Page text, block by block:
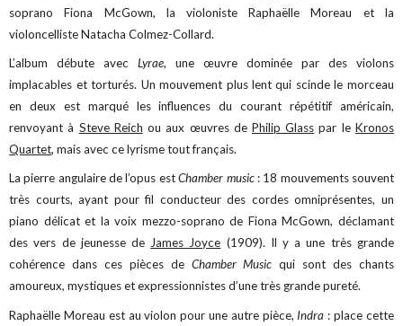
soprano Fiona McGown, la violoniste Raphaëlle Moreau et la
violoncelliste Natacha Colmez-Collard.
L’album débute avecLyrae, une œuvre dominée par des violons
implacables et torturés. Un mouvement plus lent qui scinde le morceau
en deux est marqué les influences du courant répétitif américain,
renvoyant à Steve Reich ou aux œuvres de Philip Glass par le Kronos
Quartet, mais avec ce lyrisme tout français.
La pierre angulaire de l’opus estChamber music: 18 mouvements souvent
très courts, ayant pour fil conducteur des cordes omniprésentes, un
piano délicat et la voix mezzo-soprano de Fiona McGown, déclamant
des vers de jeunesse deJames Joyce (1909). Il y a une très grande
cohérence dans ces pièces de Chamber Music qui sont des chants
amoureux, mystiques et expressionnistes d’une très grande pureté.
Raphaëlle Moreau est au violon pour une autre pièce, Indra : place cette